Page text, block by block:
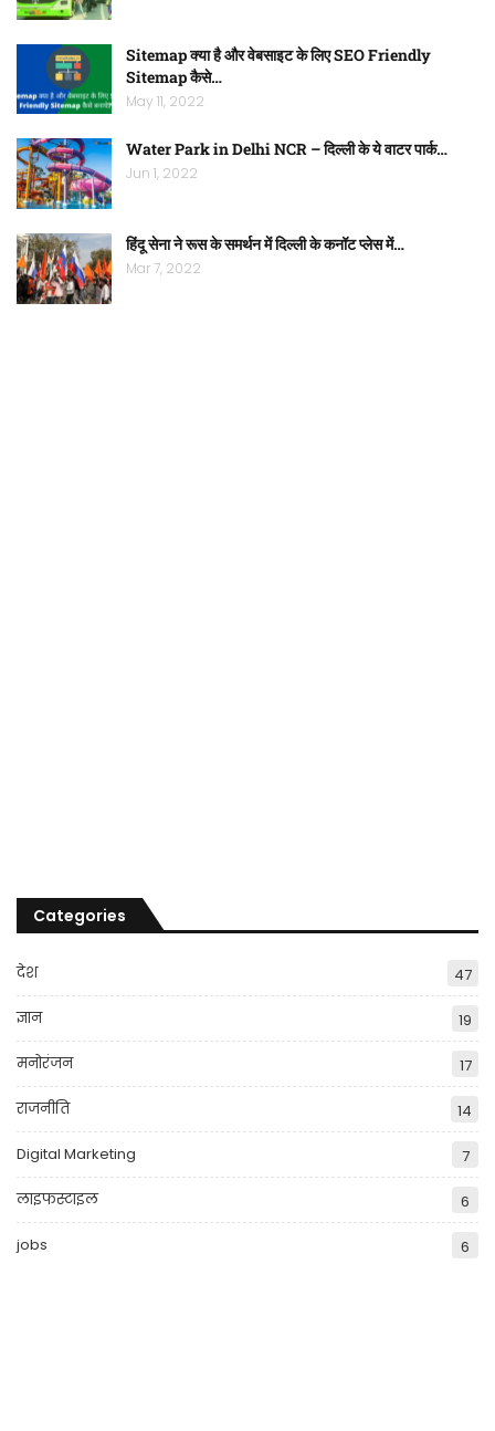
Sitemap क्या है और वेबसाइट के लिए SEO Friendly
Sitemap कैसे…
May 11, 2022
Water Park in Delhi NCR – दिल्ली के ये वाटर पार्क…
Jun 1, 2022
हिंदू सेना ने रूस के समर्थन में दिल्ली के कनॉट प्लेस में…
Mar 7, 2022
Categories
देश 47
ज्ञान 19
मनोरंजन 17
राजनीति 14
Digital Marketing 7
लाइफस्टाइल 6
jobs 6